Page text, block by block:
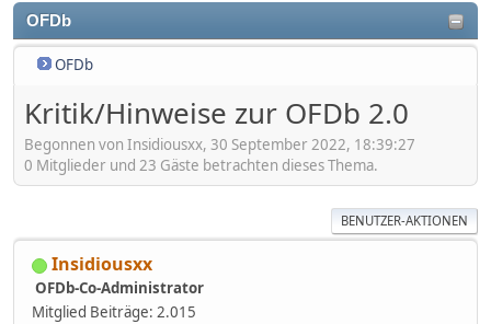
OFDb
OFDb
Kritik/Hinweise zur OFDb 2.0
Begonnen von Insidiousxx, 30 September 2022, 18:39:27
0 Mitglieder und 23 Gäste betrachten dieses Thema.
BENUTZER-AKTIONEN
Insidiousxx
OFDb-Co-Administrator
Mitglied Beiträge: 2.015